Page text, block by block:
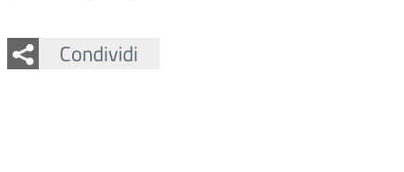
Condividi
Facebook
Twitter
Whatsapp